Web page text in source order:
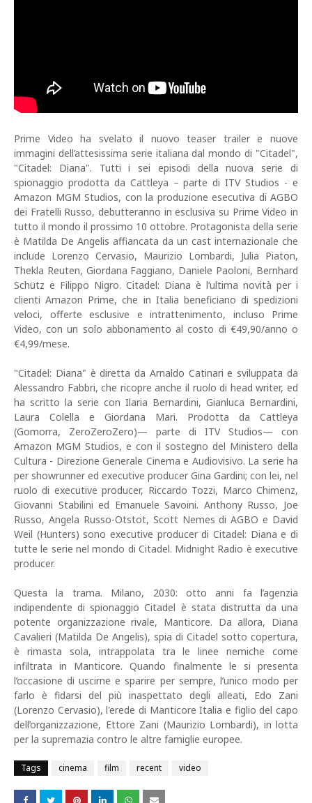
Prime Video ha svelato il nuovo teaser trailer e nuove
immagini dell’attesissima serie italiana dal mondo di "Citadel",
"Citadel: Diana". Tutti i sei episodi della nuova serie di
spionaggio prodotta da Cattleya – parte di ITV Studios - e
Amazon MGM Studios, con la produzione esecutiva di AGBO
dei Fratelli Russo, debutteranno in esclusiva su Prime Video in
tutto il mondo il prossimo 10 ottobre. Protagonista della serie
è Matilda De Angelis affiancata da un cast internazionale che
include Lorenzo Cervasio, Maurizio Lombardi, Julia Piaton,
Thekla Reuten, Giordana Faggiano, Daniele Paoloni, Bernhard
Schütz e Filippo Nigro. Citadel: Diana è l’ultima novità per i
clienti Amazon Prime, che in Italia beneficiano di spedizioni
veloci, offerte esclusive e intrattenimento, incluso Prime
Video, con un solo abbonamento al costo di €49,90/anno o
€4,99/mese.
"Citadel: Diana" è diretta da Arnaldo Catinari e sviluppata da
Alessandro Fabbri, che ricopre anche il ruolo di head writer, ed
ha scritto la serie con Ilaria Bernardini, Gianluca Bernardini,
Laura Colella e Giordana Mari. Prodotta da Cattleya
(Gomorra, ZeroZeroZero)— parte di ITV Studios— con
Amazon MGM Studios, e con il sostegno del Ministero della
Cultura - Direzione Generale Cinema e Audiovisivo. La serie ha
per showrunner ed executive producer Gina Gardini; con lei, nel
ruolo di executive producer, Riccardo Tozzi, Marco Chimenz,
Giovanni Stabilini ed Emanuele Savoini. Anthony Russo, Joe
Russo, Angela Russo-Otstot, Scott Nemes di AGBO e David
Weil (Hunters) sono executive producer di Citadel: Diana e di
tutte le serie nel mondo di Citadel. Midnight Radio è executive
producer.
Questa la trama. Milano, 2030: otto anni fa l’agenzia
indipendente di spionaggio Citadel è stata distrutta da una
potente organizzazione rivale, Manticore. Da allora, Diana
Cavalieri (Matilda De Angelis), spia di Citadel sotto copertura,
è rimasta sola, intrappolata tra le linee nemiche come
infiltrata in Manticore. Quando finalmente le si presenta
l’occasione di uscirne e sparire per sempre, l’unico modo per
farlo è fidarsi del più inaspettato degli alleati, Edo Zani
(Lorenzo Cervasio), l'erede di Manticore Italia e figlio del capo
dell’organizzazione, Ettore Zani (Maurizio Lombardi), in lotta
per la supremazia contro le altre famiglie europee.
Tags cinema film recent video